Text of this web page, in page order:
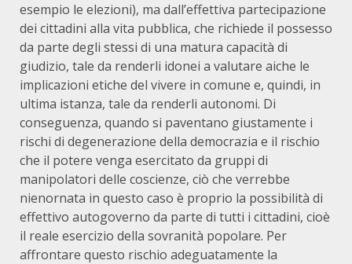
esempio le elezioni), ma dall’effettiva partecipazione
dei cittadini alla vita pubblica, che richiede il possesso
da parte degli stessi di una matura capacità di
giudizio, tale da renderli idonei a valutare aiche le
implicazioni etiche del vivere in comune e, quindi, in
ultima istanza, tale da renderli autonomi. Di
conseguenza, quando si paventano giustamente i
rischi di degenerazione della democrazia e il rischio
che il potere venga esercitato da gruppi di
manipolatori delle coscienze, ciò che verrebbe
nienornata in questo caso è proprio la possibilità di
effettivo autogoverno da parte di tutti i cittadini, cioè
il reale esercizio della sovranità popolare. Per
affrontare questo rischio adeguatamente la